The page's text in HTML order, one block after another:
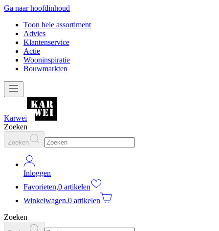
Ga naar hoofdinhoud
Toon hele assortiment
Advies
Klantenservice
Actie
Wooninspiratie
Bouwmarkten
Karwei
Zoeken
Zoeken
Inloggen
Favorieten,0 artikelen
Winkelwagen,0 artikelen
Zoeken